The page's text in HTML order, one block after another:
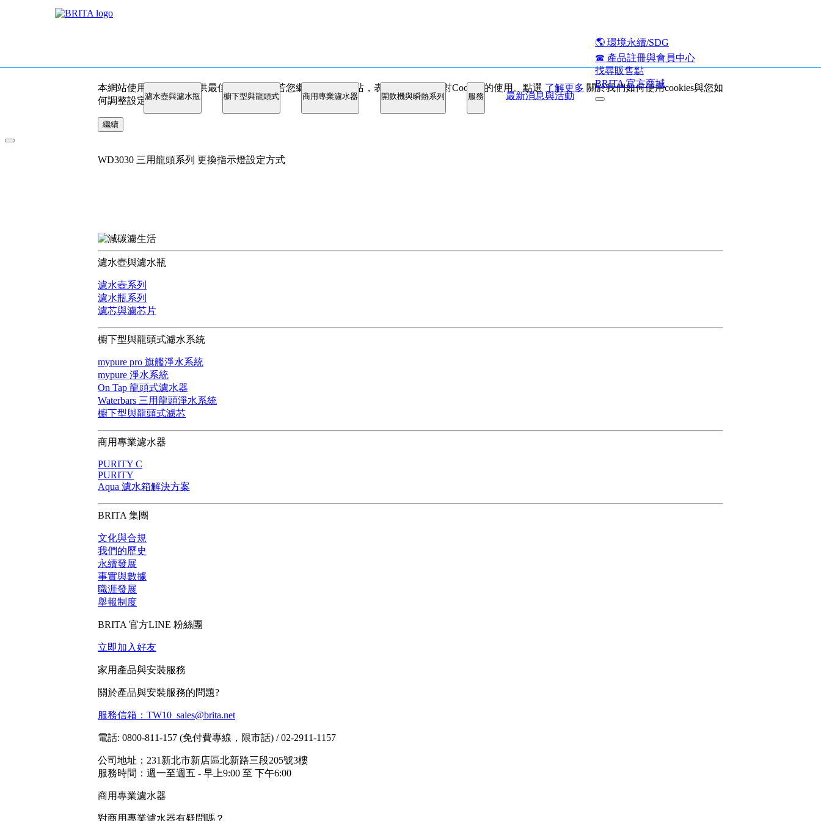
本網站使用Cookies以提供最佳使用體驗，若您繼續使用本網站，表示您同意我們對Cookies的使用。點選 了解更多 關於我們如何使用cookies與您如
何調整設定。
繼續
濾水壺與濾水瓶 櫥下型與龍頭式 商用專業濾水器 開飲機與瞬熱系列 服務 最新消息與活動
🌎︎ 環境永續/SDG
☎ 產品註冊與會員中心
找尋販售點
BRITA 官方商城
WD3030 三用龍頭系列 更換指示燈設定方式
濾水壺與濾水瓶
濾水壺系列
濾水瓶系列
濾芯與濾芯片
櫥下型與龍頭式濾水系統
mypure pro 旗艦淨水系統
mypure 淨水系統
On Tap 龍頭式濾水器
Waterbars 三用龍頭淨水系統
櫥下型與龍頭式濾芯
商用專業濾水器
PURITY C
PURITY
Aqua 濾水箱解決方案
BRITA 集團
文化與合規
我們的歷史
永續發展
事實與數據
職涯發展
舉報制度
BRITA 官方LINE 粉絲團
立即加入好友
家用產品與安裝服務
關於產品與安裝服務的問題?
服務信箱：TW10_sales@brita.net
電話: 0800-811-157 (免付費專線，限市話) / 02-2911-1157
公司地址：231新北市新店區北新路三段205號3樓
服務時間：週一至週五 - 早上9:00 至 下午6:00
商用專業濾水器
對商用專業濾水器有疑問嗎？